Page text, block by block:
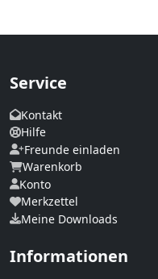
Service
Kontakt
Hilfe
Freunde einladen
Warenkorb
Konto
Merkzettel
Meine Downloads
Informationen